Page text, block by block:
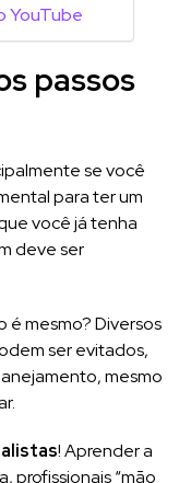
YouTube
passos
se você
para ter um
você já tenha
deve ser
é mesmo? Diversos
ser evitados,
mesmo
! Aprender a
profissionais “mão